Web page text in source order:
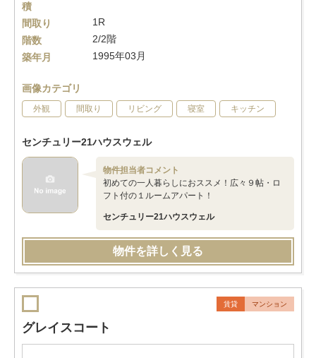
積
間取り
1R
階数
2/2階
築年月
1995年03月
画像カテゴリ
外観 間取り リビング 寝室 キッチン
センチュリー21ハウスウェル
物件担当者コメント
初めての一人暮らしにおススメ！広々９帖・ロ
フト付の１ルームアパート！
センチュリー21ハウスウェル
物件を詳しく見る
賃貸 マンション
グレイスコート